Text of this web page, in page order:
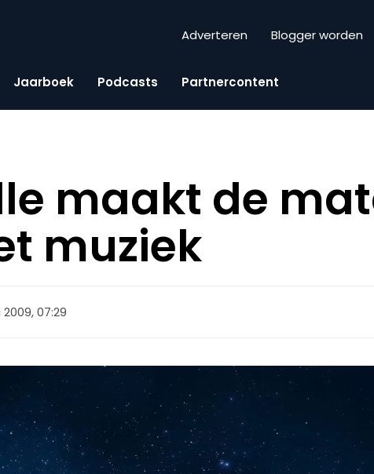
Adverteren Blogger worden
Jaarboek Podcasts Partnercontent
maakt de
muziek
07:29